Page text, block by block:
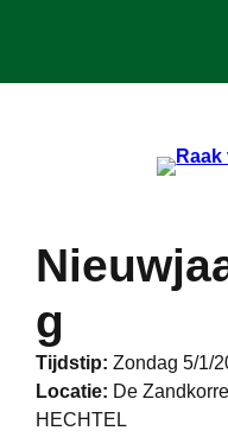
g
Tijdstip: Zondag 5/1/
Locatie: De
HECHTEL